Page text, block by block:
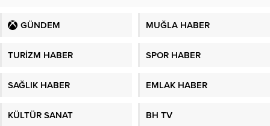
GÜNDEM MUĞLA HABER
TURİZM HABER SPOR HABER
SAĞLIK HABER EMLAK HABER
KÜLTÜR SANAT BH TV